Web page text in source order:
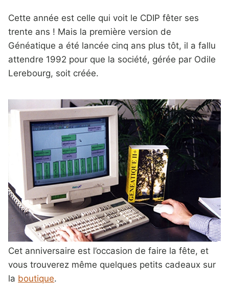
Cette année est celle qui voit le CDIP fêter ses
trente ans ! Mais la première version de
Généatique a été lancée cinq ans plus tôt, il a fallu
attendre 1992 pour que la société, gérée par Odile
Lerebourg, soit créée.
Cet anniversaire est l’occasion de faire la fête, et
vous trouverez même quelques petits cadeaux sur
la boutique.